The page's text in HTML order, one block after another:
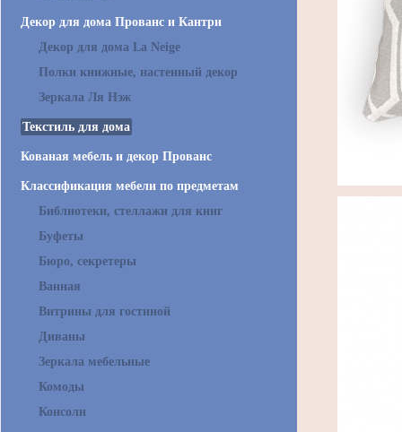
Декор для дома Прованс и Кантри
Декор для дома La Neige
Полки книжные, настенный декор
Зеркала Ля Нэж
Текстиль для дома
Кованая мебель и декор Прованс
Классификация мебели по предметам
Библиотеки, стеллажи для книг
Буфеты
Бюро, секретеры
Ванная
Витрины для гостиной
Диваны
Зеркала мебельные
Комоды
Консоли